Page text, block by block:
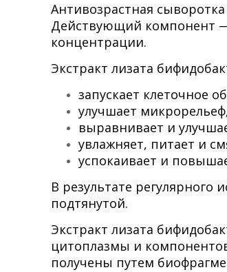
Антивозрастная
Действующий компонент —
концентрации.
Экстракт лизата
запускает клеточное
улучшает
выравнивает и
увлажняет, питает и
успокаивает и
В результате регулярного
подтянутой.
Экстракт лизата
цитоплазмы и
получены путем